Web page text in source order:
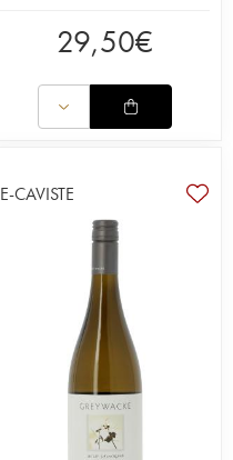
29,50€
E-CAVISTE